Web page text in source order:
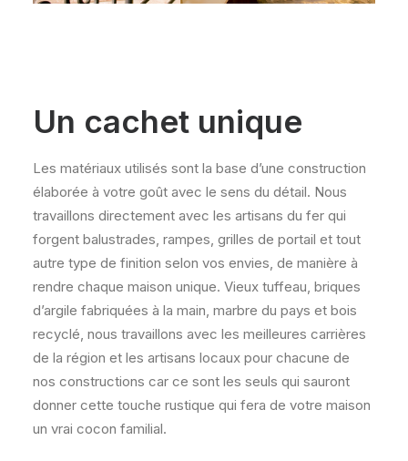
Un cachet unique
Les matériaux utilisés sont la base d’une construction
élaborée à votre goût avec le sens du détail. Nous
travaillons directement avec les artisans du fer qui
forgent balustrades, rampes, grilles de portail et tout
autre type de finition selon vos envies, de manière à
rendre chaque maison unique. Vieux tuffeau, briques
d’argile fabriquées à la main, marbre du pays et bois
recyclé, nous travaillons avec les meilleures carrières
de la région et les artisans locaux pour chacune de
nos constructions car ce sont les seuls qui sauront
donner cette touche rustique qui fera de votre maison
un vrai cocon familial.